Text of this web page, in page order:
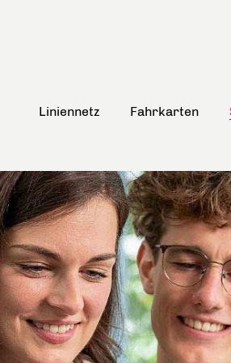
Liniennetz Fahrkarten